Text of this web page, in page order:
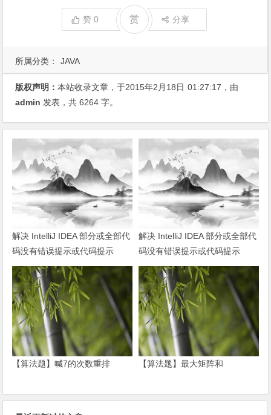
所属分类： JAVA
赞0 赏 分享
版权声明：本站收录文章，于2015年2月18日 01:27:17 ，由
admin 发表，共 6264 字。
解决 IntelliJ IDEA 部分或全部代
码没有错误提示或代码提示
解决 IntelliJ IDEA 部分或全部代
码没有错误提示或代码提示
【算法题】喊7的次数重排 【算法题】最大矩阵和